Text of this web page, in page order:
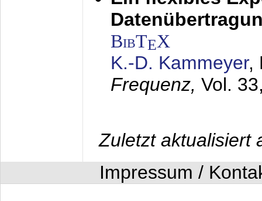
BibTEX
K.-D. Kammeyer,
Frequenz, Vol.
Zuletzt aktualisiert
Impressum /